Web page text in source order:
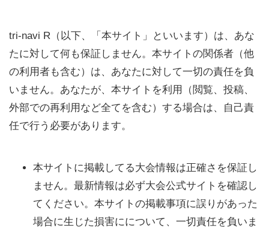
tri-navi R（以下、「本サイト」といいます）は、あな
たに対して何も保証しません。本サイトの関係者（他
の利用者も含む）は、あなたに対して一切の責任を負
いません。あなたが、本サイトを利用（閲覧、投稿、
外部での再利用など全てを含む）する場合は、自己責
任で行う必要があります。
本サイトに掲載してる大会情報は正確さを保証し
ません。最新情報は必ず大会公式サイトを確認し
てください。本サイトの掲載事項に誤りがあった
場合に生じた損害にについて、一切責任を負いま